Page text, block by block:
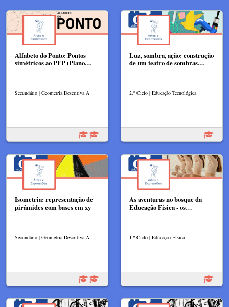
Alfabeto do Ponto: Pontos
simétricos ao PFP (Plano…
Secundário | Geometria Descritiva A
Luz, sombra, ação: construção
de um teatro de sombras…
2.º Ciclo | Educação Tecnológica
Isometria: representação de
pirâmides com bases em xy
Secundário | Geometria Descritiva A
As aventuras no bosque da
Educação Física - os…
1.º Ciclo | Educação Física